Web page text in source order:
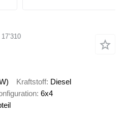
Kraftstoff Diesel
6x4